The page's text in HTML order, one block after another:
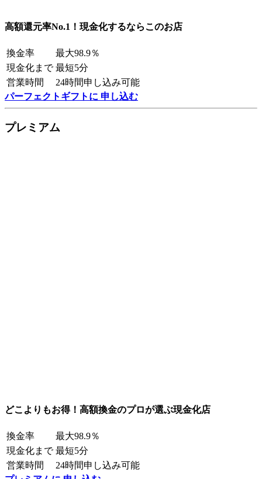
高額還元率No.1！現金化するならこのお店
換金率
最大98.9％
現金化まで 最短5分
営業時間
24時間申し込み可能
パーフェクトギフトに 申し込む
プレミアム
どこよりもお得！高額換金のプロが選ぶ現金化店
換金率
最大98.9％
現金化まで 最短5分
営業時間
24時間申し込み可能